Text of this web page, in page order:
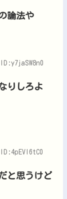
論法や
りしろよ
と思うけど